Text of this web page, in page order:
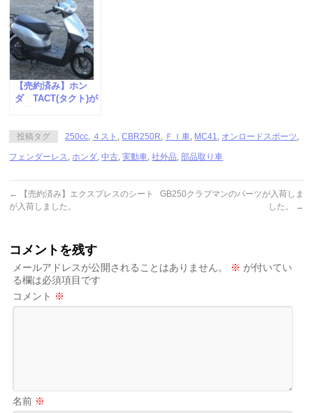
【売約済み】ホン
ダ TACT(タクト)が
投稿タグ 250cc, ４スト ,CBR250R, ＦＩ車, MC41, オンロードスポーツ,
フェンダーレス,ホンダ,中古,実動車,社外品,部品取り車
←
【売約済み】エクスプレスのシート
が入荷しました。
GB250クラブマンのパーツが入荷しま
した。
→
コメントを残す
メールアドレスが公開されることはありません。 ※ が付いてい
る欄は必須項目です
コメント ※
名前 ※